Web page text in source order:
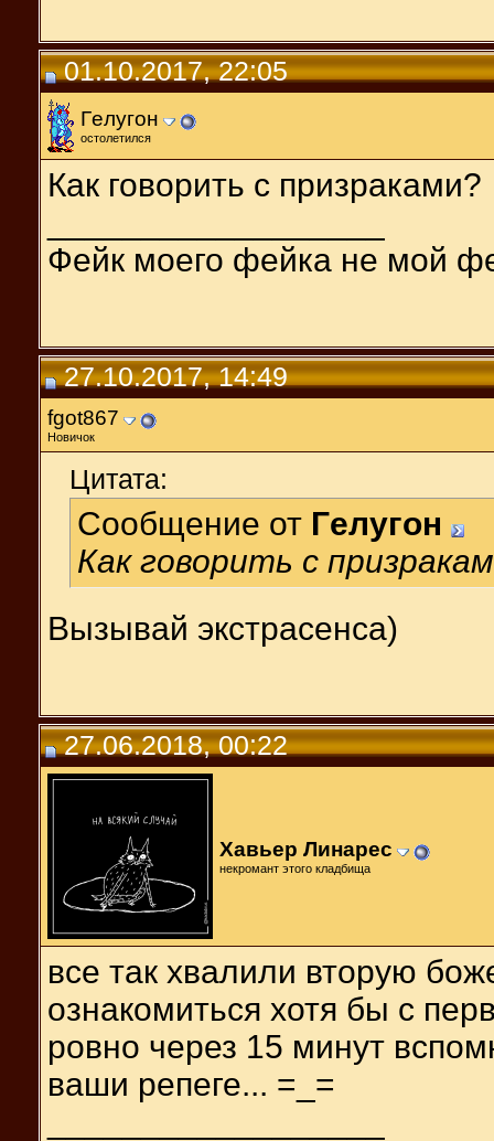
01.10.2017, 22:05
Гeлугон
остолетился
Как говорить с призраками?
Фейк моего фейка не мой
27.10.2017, 14:49
fgot867
Новичок
Цитата:
Сообщение от Гeлугон
Как говорить с
Вызывай экстрасенса)
27.06.2018, 00:22
Хавьер Линарес
некромант этого кладбища
все так хвалили вторую
ознакомиться хотя бы с
ровно через 15 минут
ваши репеге... =_=